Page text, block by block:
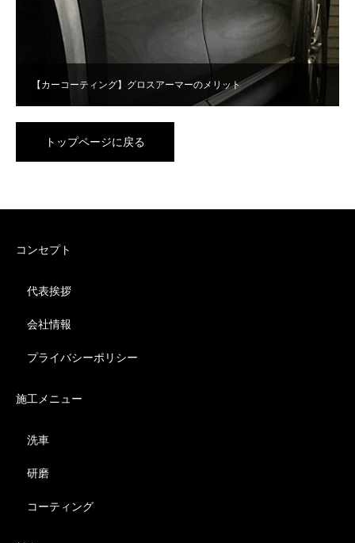
【カーコーティング】グロスアーマーのメリット
トップページに戻る
コンセプト
代表挨拶
会社情報
プライバシーポリシー
施工メニュー
洗車
研磨
コーティング